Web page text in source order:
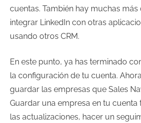
cuentas. También hay muchas
integrar LinkedIn con otras
usando otros CRM.
En este punto, ya has terminado
la configuración de tu cuenta.
guardar las empresas que Sales
Guardar una empresa en tu cuenta
las actualizaciones, hacer un